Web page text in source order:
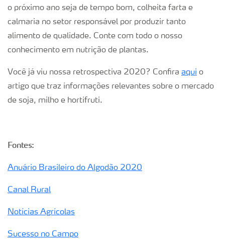
o próximo ano seja de tempo bom, colheita farta e
calmaria no setor responsável por produzir tanto
alimento de qualidade. Conte com todo o nosso
conhecimento em nutrição de plantas.
Você já viu nossa retrospectiva 2020? Confira aqui o
artigo que traz informações relevantes sobre o mercado
de soja, milho e hortifruti.
Fontes:
Anuário Brasileiro do Algodão 2020
Canal Rural
Notícias Agrícolas
Sucesso no Campo